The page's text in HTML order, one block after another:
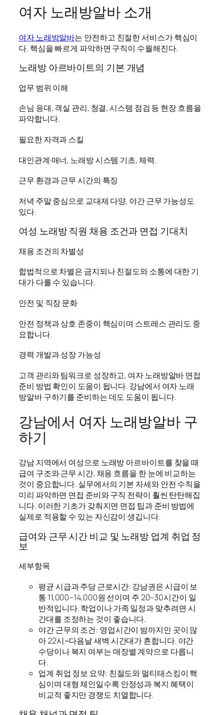
여자 노래방알바 소개
여자 노래방알바는 안전하고 친절한 서비스가 핵심이
다. 핵심을 빠르게 파악하면 구직이 수월해진다.
노래방 아르바이트의 기본 개념
업무 범위 이해
손님 응대, 객실 관리, 청결, 시스템 점검 등 현장 흐름을
파악합니다.
필요한 자격과 스킬
대인관계·매너, 노래방 시스템 기초, 체력.
근무 환경과 근무 시간의 특징
저녁·주말 중심으로 교대제 다양, 야간 근무 가능성도
있다.
여성 노래방 직원 채용 조건과 면접 기대치
채용 조건의 차별성
합법적으로 차별은 금지되나 친절도와 소통에 대한 기
대가 다를 수 있습니다.
안전 및 직장 문화
안전 정책과 상호 존중이 핵심이며 스트레스 관리도 중
요합니다.
경력 개발과 성장 가능성
고객 관리와 팀워크로 성장하고, 여자 노래방알바 면접
준비 방법 확인이 도움이 됩니다. 강남에서 여자 노래
방알바 구하기를 준비하는 데도 도움이 됩니다.
강남에서 여자 노래방알바 구
하기
강남 지역에서 여성으로 노래방 아르바이트를 찾을 때
급여 구조와 근무 시간, 채용 흐름을 한 눈에 비교하는
것이 중요합니다. 실무에서의 기본 자세와 안전 수칙을
미리 파악하면 면접 준비와 구직 전략이 훨씬 탄탄해집
니다. 이러한 기초가 갖춰지면 면접 팁과 준비 방법에
실제로 적용할 수 있는 자신감이 생깁니다.
급여와 근무 시간 비교 및 노래방 업계 취업 정
보
세부항목
평균 시급과 주당 근로시간: 강남권은 시급이 보
통 11,000–14,000원 선이며 주 20–30시간이 일
반적입니다. 학업이나 가족 일정과 맞추려면 시
간대를 조정하는 것이 좋습니다.
야간 근무의 조건: 영업시간이 밤까지인 곳이 많
아 22시~다음날 새벽 시간대가 흔합니다. 야간
수당이나 복지 여부는 매장별 계약으로 다릅니
다.
업계 취업 정보 요약: 친절도와 멀티태스킹이 핵
심이며 대형 체인일수록 안정성과 복지 혜택이
비교적 좋지만 경쟁도 치열합니다.